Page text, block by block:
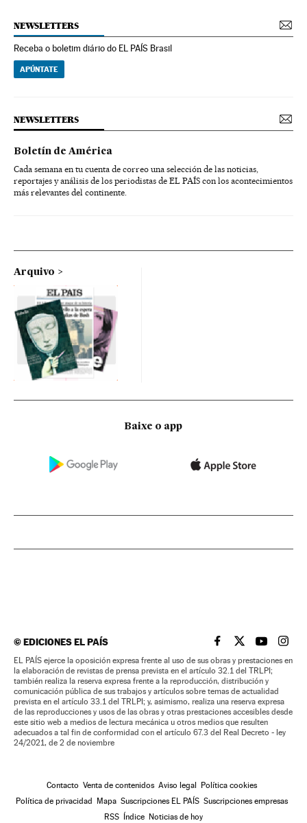
NEWSLETTERS
Receba o boletim diário do EL PAÍS Brasil
APÚNTATE
NEWSLETTERS
Boletín de América
Cada semana en tu cuenta de correo una selección de las noticias,
reportajes y análisis de los periodistas de EL PAÍS con los acontecimientos
más relevantes del continente.
Arquivo
Baixe o app
©EDICIONES EL PAÍS EL PAÍS BRASIL EN
EL PAÍSEL PAÍS
EL
EL PAÍS ejerce la oposición expresa frente al uso de sus obras y prestaciones en
la elaboración de revistas de prensa prevista en el artículo 32.1 del TRLPI;
también realiza la reserva expresa frente a la reproducción, distribución y
comunicación pública de sus trabajos y artículos sobre temas de actualidad
prevista en el artículo 33.1 del TRLPI; y, asimismo, realiza una reserva expresa
de las reproducciones y usos de las obras y otras prestaciones accesibles desde
este sitio web a medios de lectura mecánica u otros medios que resulten
adecuados a tal fin de conformidad con el artículo 67.3 del Real Decreto - ley
24/2021, de 2 de noviembre
Contacto Venta de contenidos Aviso legal Política cookies
Política de privacidad Mapa Suscripciones EL PAÍS Suscripciones empresas
RSS Índice Noticias de hoy